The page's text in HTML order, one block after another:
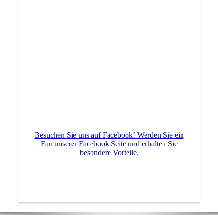
Besuchen Sie uns auf Facebook! Werden Sie ein
Fan unserer Facebook Seite und erhalten Sie
besondere Vorteile.